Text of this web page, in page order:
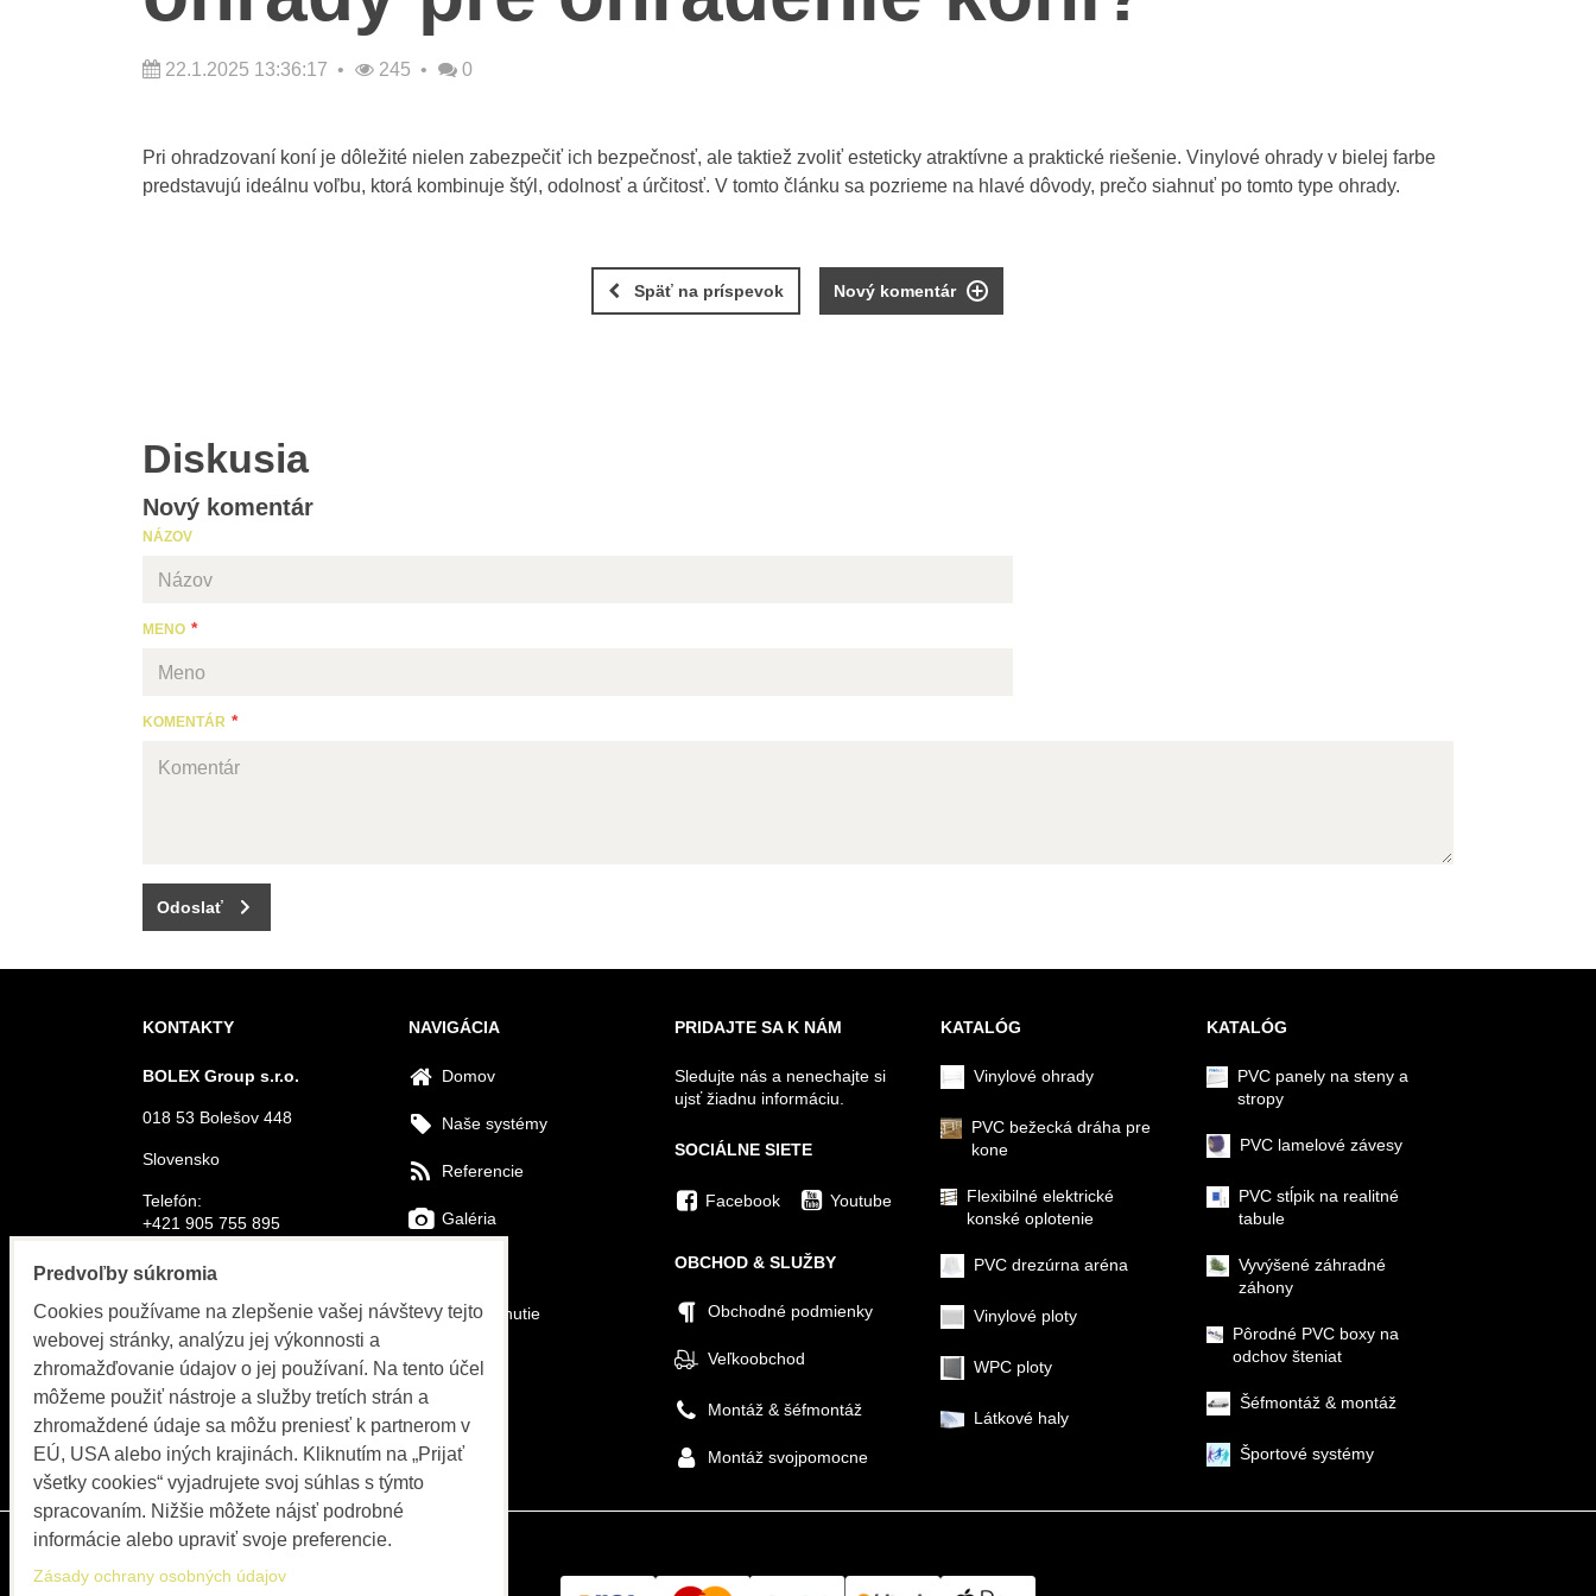
22.1.2025 13:36:17 245 0
Pri ohradzovaní koní je dôležité nielen zabezpečiť ich bezpečnosť, ale taktiež zvoliť esteticky atraktívne a praktické riešenie. Vinylové ohrady v bielej farbe
predstavujú ideálnu voľbu, ktorá kombinuje štýl, odolnosť a úrčitosť. V tomto článku sa pozrieme na hlavé dôvody, prečo siahnuť po tomto type ohrady.
Späť na príspevok Nový komentár
Diskusia
Nový komentár
NÁZOV
MENO
KOMENTÁR
Odoslať
KONTAKTY
BOLEX Group s.r.o.
018 53 Bolešov 448
Slovensko
Telefón:
+421 905 755 895
E-mail:
Otváracie hodiny
Objednávky, fakturácia, servis
PO-PIA 8:00 do 15:30
NAVIGÁCIA
Domov
Naše systémy
Referencie
Galéria
Na stiahnutie
Video
Blog
PRIDAJTE SA K NÁM
Sledujte nás a nenechajte si
ujsť žiadnu informáciu.
SOCIÁLNE SIETE
Facebook Youtube
OBCHOD & SLUŽBY
Obchodné podmienky
Veľkoobchod
Montáž & šéfmontáž
Montáž svojpomocne
KATALÓG
Vinylové ohrady
PVC bežecká dráha pre
kone
Flexibilné elektrické
konské oplotenie
PVC drezúrna aréna
Vinylové ploty
WPC ploty
Látkové haly
KATALÓG
PVC panely na steny a
stropy
PVC lamelové závesy
PVC stĺpik na realitné
tabule
Vyvýšené záhradné
záhony
Pôrodné PVC boxy na
odchov šteniat
Šéfmontáž & montáž
Športové systémy
Predvoľby súkromia
Cookies používame na zlepšenie vašej návštevy tejto
webovej stránky, analýzu jej výkonnosti a
zhromažďovanie údajov o jej používaní. Na tento účel
môžeme použiť nástroje a služby tretích strán a
zhromaždené údaje sa môžu preniesť k partnerom v
EÚ, USA alebo iných krajinách. Kliknutím na „Prijať
všetky cookies“ vyjadrujete svoj súhlas s týmto
spracovaním. Nižšie môžete nájsť podrobné
informácie alebo upraviť svoje preferencie.
Zásady ochrany osobných údajov